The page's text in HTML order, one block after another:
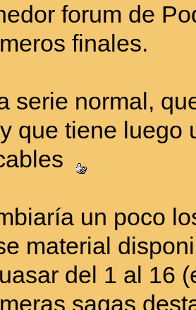
forum de
finales.
serie normal,
que tiene luego
un poco
material
del 1 al 16
sagas